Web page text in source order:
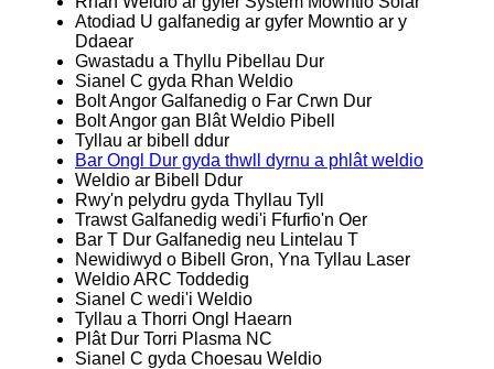
Atodiad U galfanedig ar gyfer Mowntio ar y
Ddaear
Gwastadu a Thyllu Pibellau Dur
Sianel C gyda Rhan Weldio
Bolt Angor Galfanedig o Far Crwn Dur
Bolt Angor gan Blât Weldio Pibell
Tyllau ar bibell ddur
Bar Ongl Dur gyda thwll dyrnu a phlât weldio
Weldio ar Bibell Ddur
Rwy'n pelydru gyda Thyllau Tyll
Trawst Galfanedig wedi'i Ffurfio'n Oer
Bar T Dur Galfanedig neu Lintelau T
Newidiwyd o Bibell Gron, Yna Tyllau Laser
Weldio ARC Toddedig
Sianel C wedi'i Weldio
Tyllau a Thorri Ongl Haearn
Plât Dur Torri Plasma NC
Sianel C gyda Choesau Weldio